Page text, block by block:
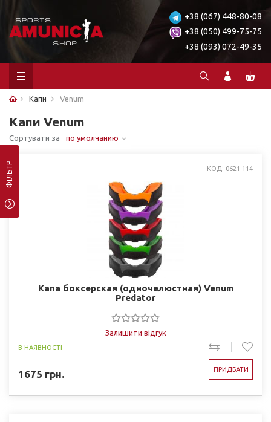
+38 (067) 448-80-08
+38 (050) 499-75-75
+38 (093) 072-49-35
Капи Venum
Капи Venum
Сортувати за по умолчанию
ФІЛЬТР КОД: 0621-114
Капа боксерская (одночелюстная) Venum
Predator
Залишити відгук
В НАЯВНОСТІ
1675 грн. ПРИДБАТИ